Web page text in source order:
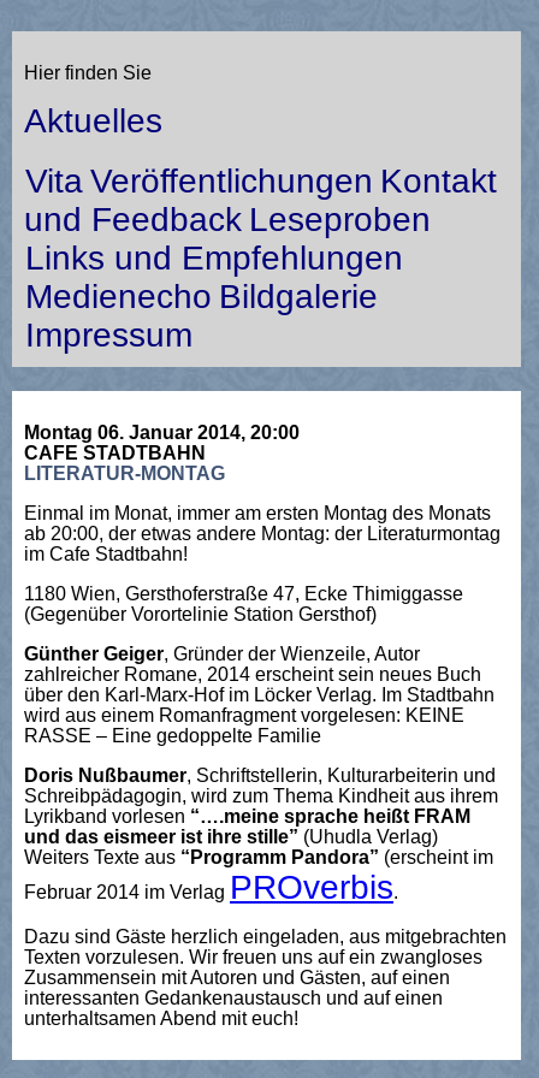
Hier finden Sie
Aktuelles
VitaVeröffentlichungen Kontakt
und Feedback Leseproben
Links und Empfehlungen
Medienecho Bildgalerie
Impressum
Montag 06. Januar 2014, 20:00
CAFE STADTBAHN
LITERATUR-MONTAG
Einmal im Monat, immer am ersten Montag des Monats
ab 20:00, der etwas andere Montag: der Literaturmontag
im Cafe Stadtbahn!
1180 Wien, Gersthoferstraße 47, Ecke Thimiggasse
(Gegenüber Vorortelinie Station Gersthof)
Günther Geiger, Gründer der Wienzeile, Autor
zahlreicher Romane, 2014 erscheint sein neues Buch
über den Karl-Marx-Hof im Löcker Verlag. Im Stadtbahn
wird aus einem Romanfragment vorgelesen: KEINE
RASSE – Eine gedoppelte Familie
Doris Nußbaumer, Schriftstellerin, Kulturarbeiterin und
Schreibpädagogin, wird zum Thema Kindheit aus ihrem
Lyrikband vorlesen “….meine sprache heißt FRAM
und das eismeer ist ihre stille” (Uhudla Verlag)
Weiters Texte aus “Programm Pandora” (erscheint im
Februar 2014 im Verlag PROverbis.
Dazu sind Gäste herzlich eingeladen, aus mitgebrachten
Texten vorzulesen. Wir freuen uns auf ein zwangloses
Zusammensein mit Autoren und Gästen, auf einen
interessanten Gedankenaustausch und auf einen
unterhaltsamen Abend mit euch!